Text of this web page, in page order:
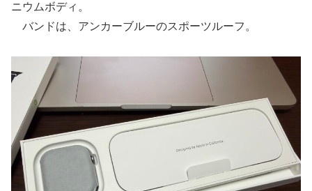
ニウムボディ。
バンドは、アンカーブルーのスポーツルーフ。